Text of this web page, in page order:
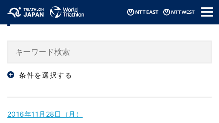
メ
ニ
「強化指定」のニュース
条件を選択する
2016年11月28日（月）